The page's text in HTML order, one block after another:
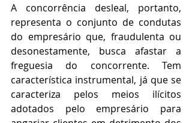
A concorrência desleal, portanto,
representa o conjunto de condutas
do empresário que, fraudulenta ou
desonestamente, busca afastar a
freguesia do concorrente. Tem
característica instrumental, já que se
caracteriza pelos meios ilícitos
adotados pelo empresário para